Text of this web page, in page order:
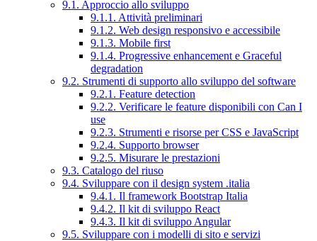
9.1. Approccio allo sviluppo
9.1.1. Attività preliminari
9.1.2. Web design responsivo e accessibile
9.1.3. Mobile first
9.1.4. Progressive enhancement e Graceful
degradation
9.2. Strumenti di supporto allo sviluppo del software
9.2.1. Feature detection
9.2.2. Verificare le feature disponibili con Can I
use
9.2.3. Strumenti e risorse per CSS e JavaScript
9.2.4. Supporto browser
9.2.5. Misurare le prestazioni
9.3. Catalogo del riuso
9.4. Sviluppare con il design system .italia
9.4.1. Il framework Bootstrap Italia
9.4.2. Il kit di sviluppo React
9.4.3. Il kit di sviluppo Angular
9.5. Sviluppare con i modelli di sito e servizi